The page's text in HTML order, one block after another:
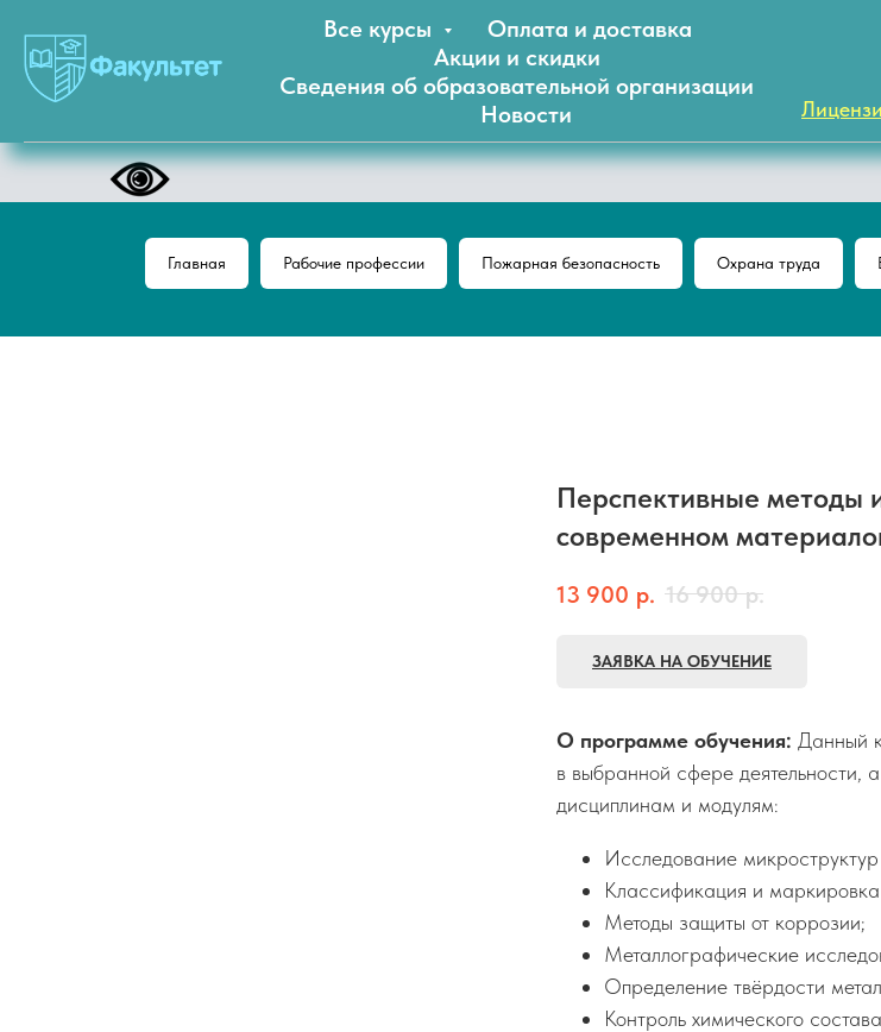
Все курсы
Оплата и доставка
Акции и скидки
Сведения об образовательной организации
Новости
Главная Рабочие профессии Пожарная безопасность Охрана труда
Перспективные методы
современном
13 900 р. 16 900 р.
ЗАЯВКА НА ОБУЧЕНИЕ
О программе обучения: Данный
в выбранной сфере деятельности,
дисциплинам и модулям:
Исследование
Классификация и маркировка
Методы защиты от коррозии;
Металлографические
Определение твёрдости
Контроль химического